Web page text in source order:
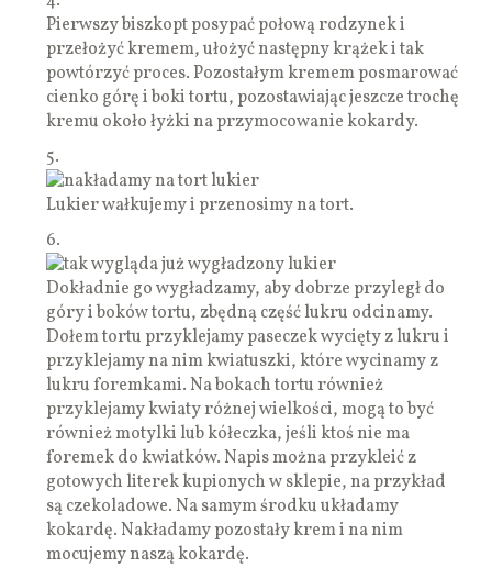
Pierwszy biszkopt posypać połową rodzynek i
przełożyć kremem, ułożyć następny krążek i tak
powtórzyć proces. Pozostałym kremem posmarować
cienko górę i boki tortu, pozostawiając jeszcze trochę
kremu około łyżki na przymocowanie kokardy.
5.
Lukier wałkujemy i przenosimy na tort.
6.
Dokładnie go wygładzamy, aby dobrze przyległ do
góry i boków tortu, zbędną część lukru odcinamy.
Dołem tortu przyklejamy paseczek wycięty z lukru i
przyklejamy na nim kwiatuszki, które wycinamy z
lukru foremkami. Na bokach tortu również
przyklejamy kwiaty różnej wielkości, mogą to być
również motylki lub kółeczka, jeśli ktoś nie ma
foremek do kwiatków. Napis można przykleić z
gotowych literek kupionych w sklepie, na przykład
są czekoladowe. Na samym środku układamy
kokardę. Nakładamy pozostały krem i na nim
mocujemy naszą kokardę.